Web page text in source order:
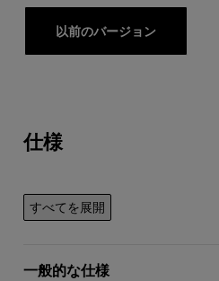
以前のバージョン
仕様
すべてを展開
一般的な仕様